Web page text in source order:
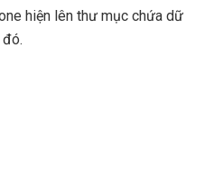
hiện lên thư mục chứa dữ